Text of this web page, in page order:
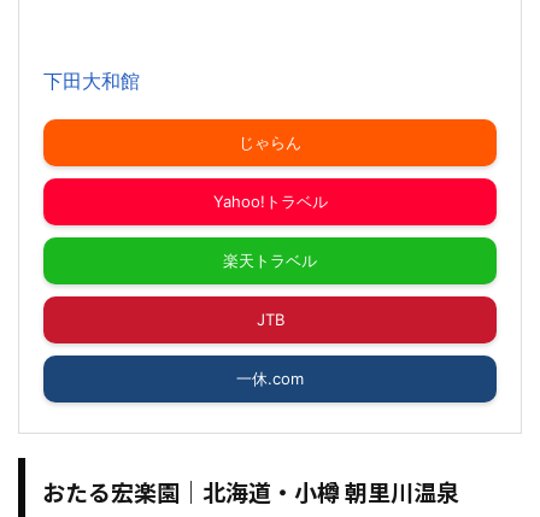
下田大和館
じゃらん
Yahoo!トラベル
楽天トラベル
JTB
一休.com
おたる宏楽園｜北海道・小樽 朝里川温泉